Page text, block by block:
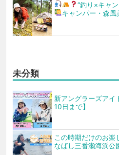
“釣り ×キャ
キャンパー・森風
未分類
新アングラーズアイ
10日まで】
この時期だけのお楽
なばし三番瀬海浜公